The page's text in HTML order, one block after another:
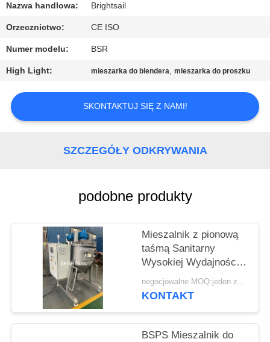
Z
NAMI
AKTUALNOŚCI
SPRAWY
PRIVACY
POLICY
Nazwa handlowa: Brightsail
Orzecznictwo: CE ISO
Numer modelu: BSR
High Light: mieszarka do blendera,mieszarka do proszku
SKONTAKTUJ SIĘ Z NAMI!
SZCZEGÓŁY ODKRYWANIA
podobne produkty
Mieszalnik z pionową
taśmą Sanitarny
Wysokiej Wydajności
Mieszalnik proszkowy
Mieszalnik
negocjowalne MOQ:jeden zestaw
KONTAKT
BSPS Mieszalnik do